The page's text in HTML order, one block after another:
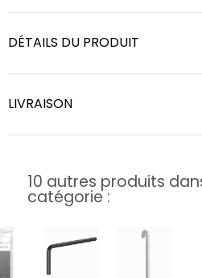
DÉTAILS DU PRODUIT
LIVRAISON
10 autres produits
catégorie :